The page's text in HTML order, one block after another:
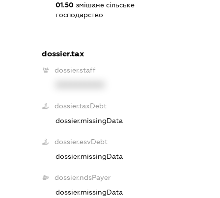
01.50 змішане сільське
господарство
dossier.tax
dossier.staff
dossier.taxDebt
dossier.missingData
dossier.esvDebt
dossier.missingData
dossier.ndsPayer
dossier.missingData